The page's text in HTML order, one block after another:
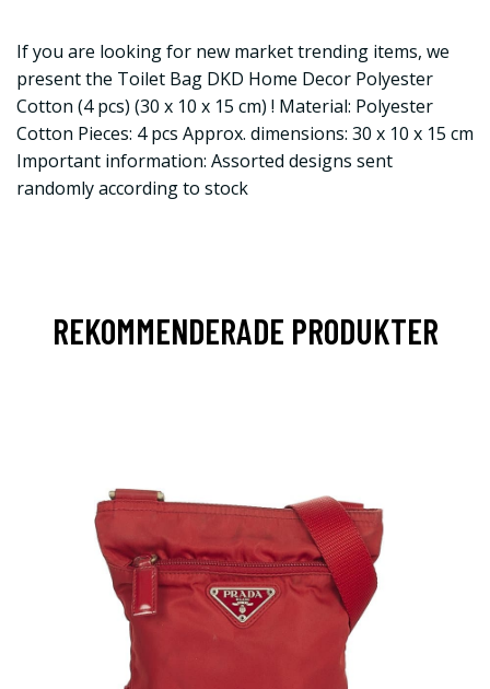
If you are looking for new market trending items, we
present the Toilet Bag DKD Home Decor Polyester
Cotton (4 pcs) (30 x 10 x 15 cm) ! Material: Polyester
Cotton Pieces: 4 pcs Approx. dimensions: 30 x 10 x 15 cm
Important information: Assorted designs sent
randomly according to stock
REKOMMENDERADE PRODUKTER